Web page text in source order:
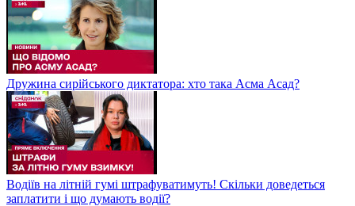
Дружина сирійського диктатора: хто така Асма Асад?
Водіїв на літній гумі штрафуватимуть! Скільки доведеться
заплатити і що думають водії?